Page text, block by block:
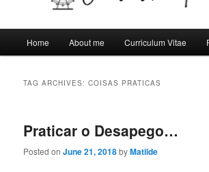
Home About me Curriculum Vitae
TAG ARCHIVES:COISAS PRATICAS
Praticar o Desapego…
Posted onJune 21, 2018byMatilde